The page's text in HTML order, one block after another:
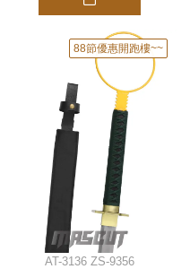
88節優惠開跑樓~~
AT-3136 ZS-9356